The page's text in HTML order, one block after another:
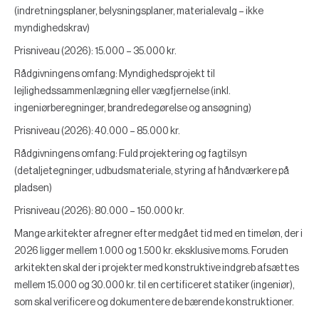
(indretningsplaner, belysningsplaner, materialevalg – ikke
myndighedskrav)
Prisniveau (2026): 15.000 – 35.000 kr.
Rådgivningens omfang: Myndighedsprojekt til
lejlighedssammenlægning eller vægfjernelse (inkl.
ingeniørberegninger, brandredegørelse og ansøgning)
Prisniveau (2026): 40.000 – 85.000 kr.
Rådgivningens omfang: Fuld projektering og fagtilsyn
(detaljetegninger, udbudsmateriale, styring af håndværkere på
pladsen)
Prisniveau (2026): 80.000 – 150.000 kr.
Mange arkitekter afregner efter medgået tid med en timeløn, der i
2026 ligger mellem 1.000 og 1.500 kr. eksklusive moms. Foruden
arkitekten skal der i projekter med konstruktive indgreb afsættes
mellem 15.000 og 30.000 kr. til en certificeret statiker (ingeniør),
som skal verificere og dokumentere de bærende konstruktioner.